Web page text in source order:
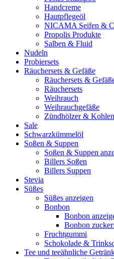
Handcreme
Hautpflegeöl
NICAMA Seifen &
Propolis Produkte
Salben & Fluid
Nudeln
Probiersets
Räuchersets & Gefäße
Räuchersets &
Räuchersets
Weihrauch
Weihrauchgefäße
Zündhölzer & Kohlen
Sale
Schwarzkümmelöl
Soßen & Suppen
Soßen & Suppen
Billers Soßen
Billers Suppen
Stevia
Süßes
Süßes anzeigen
Bonbon
Bonbon
Bonbon
Fruchtgummi
Schokolade &
Tee und teeähnliche